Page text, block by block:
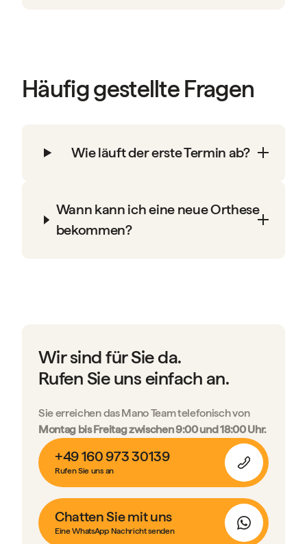
Häufig gestellte Fragen
Wie läuft der erste Termin ab?
Wann kann ich eine neue Orthese
bekommen?
Wir sind für Sie da.
Rufen Sie uns einfach an.
Sie erreichen das Mano Team telefonisch von
Montag bis Freitag zwischen 9:00 und 18:00 Uhr.
+49 160 973 30139
Rufen Sie uns an
Chatten Sie mit uns
Eine WhatsApp Nachricht senden